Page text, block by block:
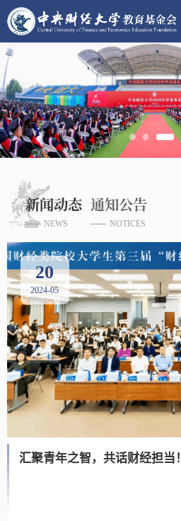
新闻动态
NEWS
通知公告
NOTICES
20
2024-05
汇聚青年之智，共话财经担当！
25
2023-01
学子成才项目——为明天播
学科延揽和培养杰出的领军人才
推动研究工作的健康持续发展。
奖教金主要用于奖励在学术
为人师表的优秀教...
由于政府拨款相对有限，沙
校友以及社会各界的大力支持和
平。具体包括持续对学校演艺团
体和艺术工作者发展优质节目，
文体艺术节，进一步打造品牌
划；支持学生参与文化艺术活动
的活动等。
...
学院发展基金
该基金旨在向突患重大疾病
生、校友和社会...